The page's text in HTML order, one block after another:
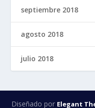
septiembre 2018
agosto 2018
julio 2018
Diseñado por Elegant